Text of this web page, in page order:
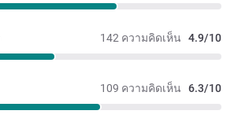
142 ความคิดเห็น 4.9/10
109 ความคิดเห็น 6.3/10